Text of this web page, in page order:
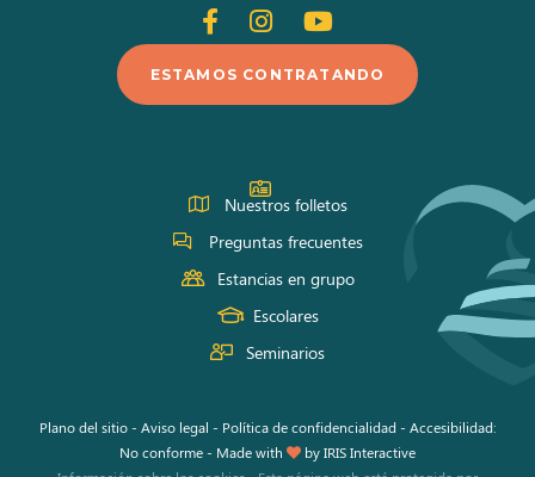
Siganos
en
Facebook
Siganos
en
Instagram
Siganos
en
Youtube
ESTAMOS CONTRATANDO
Nuestros folletos
Preguntas frecuentes
Estancias en grupo
Escolares
Seminarios
Plano del sitio- Aviso legal - Política de confidencialidad - Accesibilidad:
No conforme- Made with byIRIS Interactive